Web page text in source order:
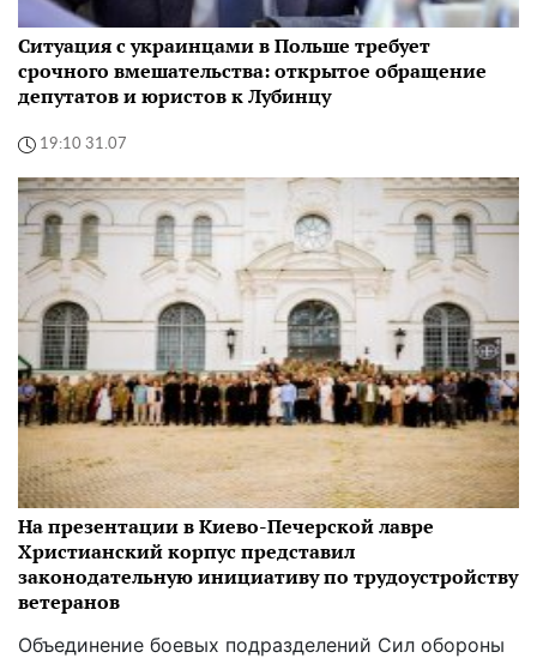
Ситуация с украинцами в Польше требует
срочного вмешательства: открытое обращение
депутатов и юристов к Лубинцу
19:10 31.07
На презентации в Киево-Печерской лавре
Христианский корпус представил
законодательную инициативу по трудоустройству
ветеранов
Объединение боевых подразделений Сил обороны